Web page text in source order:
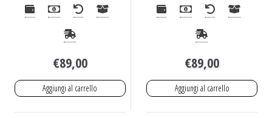
€89,00
Aggiungi al carrello
€89,00
Aggiungi al carrello